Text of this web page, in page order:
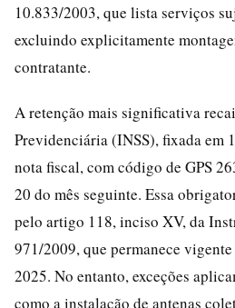
10.833/2003, que lista serviços
excluindo explicitamente
contratante.
A retenção mais significativa
Previdenciária (INSS), fixada em
nota fiscal, com código de GPS
20 do mês seguinte. Essa
pelo artigo 118, inciso XV, da
971/2009, que permanece
2025. No entanto, exceções
como a instalação de antenas